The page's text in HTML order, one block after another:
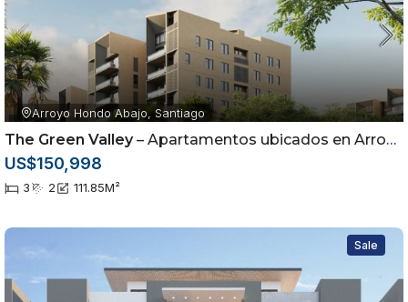
Arroyo Hondo Abajo, Santiago
The Green Valley– Apartamentos ubicados en Arroyo Hondo Abajo, Santiago de los Caballeros
US$150,998
3 2 111.85M²
Sale